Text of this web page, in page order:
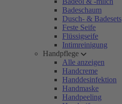
Badeschaum
Dusch- & Badesets
Feste Seife
Flüssigseife
Intimreinigung
Handpflege
Alle anzeigen
Handcreme
Handdesinfektion
Handmaske
Handpeeling